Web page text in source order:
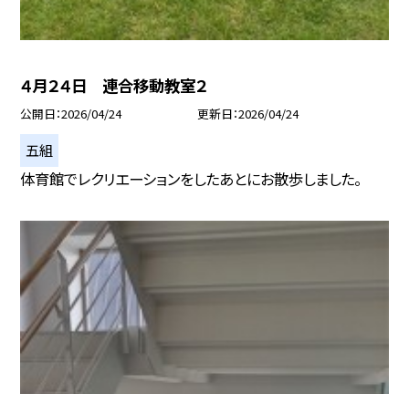
４月２４日 連合移動教室２
公開日 2026/04/24 更新日 2026/04/24
五組
体育館でレクリエーションをしたあとにお散歩しました。